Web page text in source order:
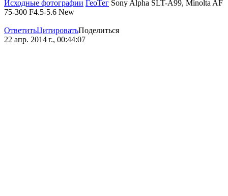
Исходные фотографии ГеоТег Sony Alpha SLT-A99, Minolta AF
75-300 F4.5-5.6 New
ОтветитьЦитироватьПоделиться
22 апр. 2014 г., 00:44:07